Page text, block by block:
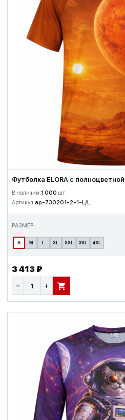
Футболка ELORA с
В наличии:1 000 шт.
Артикул:ap-730201-2-1-L/L
РАЗМЕР
S M L XL XXL 3XL 4XL
3 413 ₽
− + В КОРЗИНУ